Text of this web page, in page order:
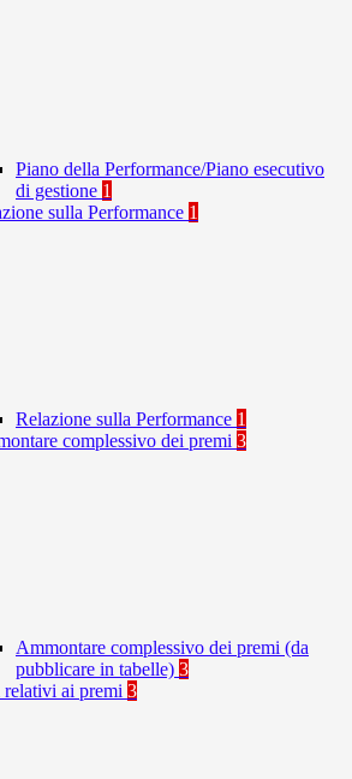
Piano della Performance/Piano esecutivo
di gestione 1
sulla Performance 1
Relazione sulla Performance 1
complessivo dei premi 3
Ammontare complessivo dei premi (da
pubblicare in tabelle) 3
ai premi 3